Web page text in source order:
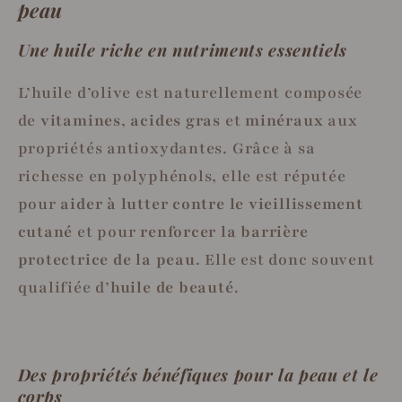
peau
Une huile riche en nutriments essentiels
L’huile d’olive est naturellement composée
de vitamines, acides gras et minéraux aux
propriétés antioxydantes. Grâce à sa
richesse en polyphénols, elle est réputée
pour aider à lutter contre le vieillissement
cutané et pour renforcer la barrière
protectrice de la peau. Elle est donc souvent
qualifiée d’huile de beauté.
Des propriétés bénéfiques pour la peau et le
corps